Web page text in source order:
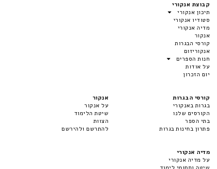
קבוצת אנקורי
תיכון אנקורי
סטודיו אנקורי
מדיה אנקורי
אנקור
קורסי הבגרות
אנקוריזום
חנות הספרים
על אודות
יום הזכרון
קורסי הבגרות
בגרות באנקורי
הקורסים שלנו
בתי הספר
פתרון בחינות בגרות
אנקור
על אנקור
שיטת הלימוד
הצוות
להתרשם ולהירשם
מדיה אנקורי
על מדיה אנקורי